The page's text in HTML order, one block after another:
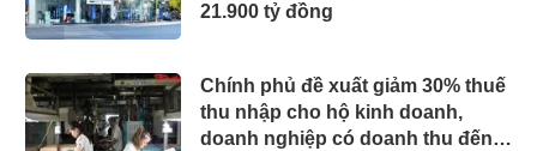
21.900 tỷ đồng
Chính phủ đề xuất giảm 30% thuế
thu nhập cho hộ kinh doanh,
doanh nghiệp có doanh thu đến